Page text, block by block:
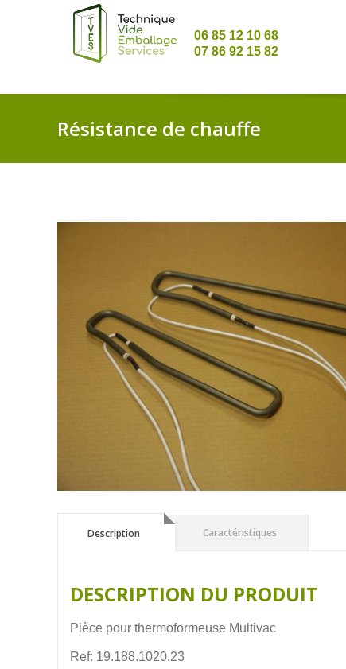
06 85 12 10 68
07 86 92 15 82
Résistance de chauffe
Description
Description Caractéristiques
DESCRIPTION DU PRODUIT
Pièce pour thermoformeuse Multivac
Ref: 19.188.1020.23